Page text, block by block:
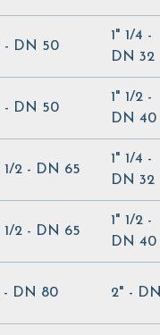
- DN 50
1" 1/4 -
DN 32
- DN 50
1" 1/2 -
DN 40
1/2 - DN 65
1" 1/4 -
DN 32
1/2 - DN 65
1" 1/2 -
DN 40
- DN 80 2" -